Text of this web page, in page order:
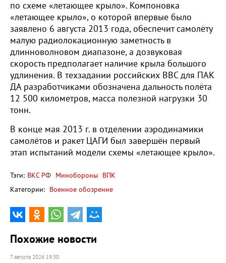
по схеме «летающее крыло». Компоновка
«летающее крыло», о которой впервые было
заявлено 6 августа 2013 года, обеспечит самолёту
малую радиолокационную заметность в
длинноволновом диапазоне, а дозвуковая
скорость предполагает наличие крыла большого
удлинения. В техзадании российских ВВС для ПАК
ДА разработчиками обозначена дальность полёта
12 500 километров, масса полезной нагрузки 30
тонн.
В конце мая 2013 г. в отделении аэродинамики
самолётов и ракет ЦАГИ был завершён первый
этап испытаний модели схемы «летающее крыло».
Тэги: ВКС РФ Минобороны ВПК
Категории: Военное обозрение
Похожие новости
7 августа 2026 19:30